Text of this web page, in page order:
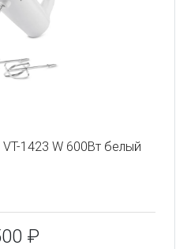
1423 W 600Вт белый
₽